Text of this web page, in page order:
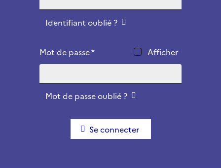
Identifiant oublié ?
Mot de passe * Afficher
Mot de passe oublié ?
Se connecter